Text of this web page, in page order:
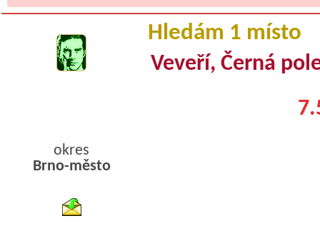
Hledám 1 místo
Veveří, Černá
okres
Brno-město